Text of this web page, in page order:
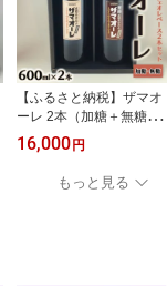
【ふるさと納税】ザマオ
ーレ 2本（加糖＋無糖）
箱入り｜カフェオレ ギフ
ト シロップ 甘い カフェ
オレベース 天然水使用
希釈 珈琲 コーヒー 神奈
16,000円
もっと見る